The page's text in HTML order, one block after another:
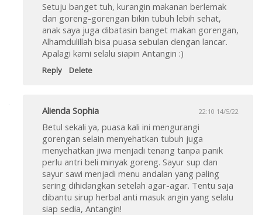
Setuju banget tuh, kurangin makanan berlemak
dan goreng-gorengan bikin tubuh lebih sehat,
anak saya juga dibatasin banget makan gorengan,
Alhamdulillah bisa puasa sebulan dengan lancar.
Apalagi kami selalu siapin Antangin :)
Reply Delete
Alienda Sophia 22:10 14/5/22
Betul sekali ya, puasa kali ini mengurangi
gorengan selain menyehatkan tubuh juga
menyehatkan jiwa menjadi tenang tanpa panik
perlu antri beli minyak goreng. Sayur sup dan
sayur sawi menjadi menu andalan yang paling
sering dihidangkan setelah agar-agar. Tentu saja
dibantu sirup herbal anti masuk angin yang selalu
siap sedia, Antangin!